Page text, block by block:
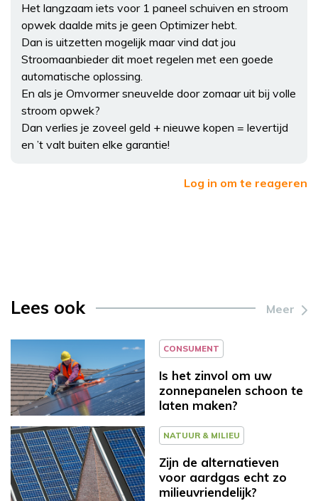
Het langzaam iets voor 1 paneel schuiven en stroom
opwek daalde mits je geen Optimizer hebt.
Dan is uitzetten mogelijk maar vind dat jou
Stroomaanbieder dit moet regelen met een goede
automatische oplossing.
En als je Omvormer sneuvelde door zomaar uit bij volle
stroom opwek?
Dan verlies je zoveel geld + nieuwe kopen = levertijd
en ’t valt buiten elke garantie!
Log in om te reageren
Lees ook Meer
CONSUMENT
Is het zinvol om uw
zonnepanelen schoon te
laten maken?
NATUUR & MILIEU
Zijn de alternatieven
voor aardgas echt zo
milieuvriendelijk?